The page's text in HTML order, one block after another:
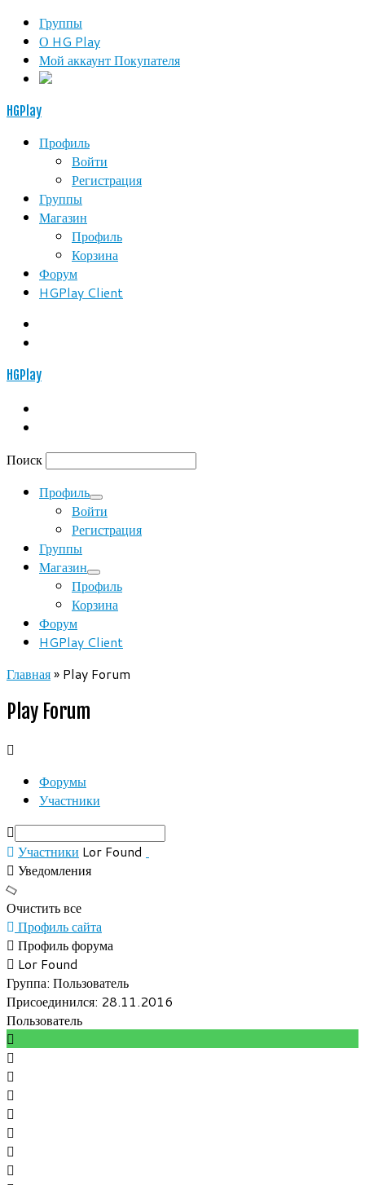
Группы
О HG Play
Мой аккаунт Покупателя
HGPlay
Профиль
Войти
Регистрация
Группы
Магазин
Профиль
Корзина
Форум
HGPlay Client
HGPlay
Поиск
Профиль
Войти
Регистрация
Группы
Магазин
Профиль
Корзина
Форум
HGPlay Client
Главная» Play Forum
Play Forum
Форумы
Участники
Участники Lor Found
Уведомления
Очистить все
Профиль сайта
Профиль форума
Lor Found
Группа: Пользователь
Присоединился: 28.11.2016
Пользователь